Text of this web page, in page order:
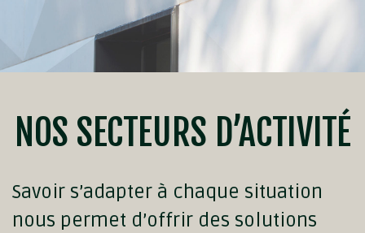
NOS SECTEURS D’ACTIVITÉ
Savoir s’adapter à chaque situation
nous permet d’offrir des solutions